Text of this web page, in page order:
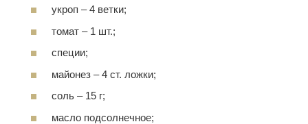
укроп – 4 ветки;
томат – 1 шт.;
специи;
майонез – 4 ст. ложки;
соль – 15 г;
масло подсолнечное;